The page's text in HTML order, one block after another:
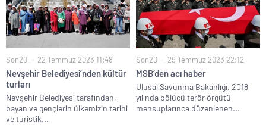
Son20 22 Temmuz 2023 11:48
Nevşehir Belediyesi’nden kültür
turları
Nevşehir Belediyesi tarafından,
bayan ve gençlerin ülkemizin tarihi
ve turistik...
Son20 29 Temmuz 2023 22:12
MSB’den acı haber
Ulusal Savunma Bakanlığı, 2018
yılında bölücü terör örgütü
mensuplarınca düzenlenen...